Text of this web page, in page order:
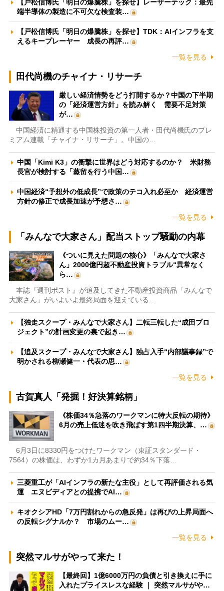
【戸松信博氏「明日の爆騰株」を探せ】レーザーテック：最先
端半導体の製造に不可欠な検査装…
【戸松信博氏「明日の爆騰株」を探せ】TDK：AIインフラを支
えるキープレーヤー 成長の再評…
一覧を見る
田代尚機のチャイナ・リサーチ
厳しい経済情勢をどう打開するか？中国の下半期
の「経済運営方針」を読み解く 需要不足対策
が…
中国経済に精通する中国株投資の第一人者・田代尚機氏のプレ
ミアム連載「チャイナ・リサーチ」。中国の…
中国「Kimi K3」の衝撃に世界はどう対応するのか？ 米財務
長官が検討する「蒸留を行う中国…
中国経済“予想外の低成長”で政策のテコ入れ必至か 経済運営
方針の修正で成長加速が予想さ…
一覧を見る
「みんなで大家さん」配当ストップ騒動の内幕
《ついに見えた問題の核心》「みんなで大家さ
ん」2000億円超不動産投資トラブル“異常なく
ら…
本誌『週刊ポスト』が追及してきた不動産投資商品「みんなで
大家さん」がいよいよ最終局面を迎えている…
【独走スクープ・みんなで大家さん】二転三転した“成田プロ
ジェクト”の計画変更の裏で起き…
【追及スクープ・みんなで大家さん】独占入手“内部議事録”で
明かされる柳瀬健一・代表の思…
一覧を見る
古賀真人「発掘！好決算銘柄」
《株価34％急落のワークマンに特大反転の期待》
6月の売上低迷を吹き飛ばす第1四半期決算、…
6月3日に8330円をつけたワークマン（東証スタンダード・
7564）の株価は、わずか1カ月あまりで約34％下落…
三菱重工が「AIインフラの新たな主役」として再評価される気
運 エヌビディアとの提携でAI…
キオクシアHD「7万円割れからの急反発」は再びの上昇局面へ
の反転シグナルか？ 市場のムー…
一覧を見る
突然マルサがやって来た！
【最終回】1億6000万円の負債と引き換えに手に
入れたプライスレスな経験 ｜ 突然マルサがや…